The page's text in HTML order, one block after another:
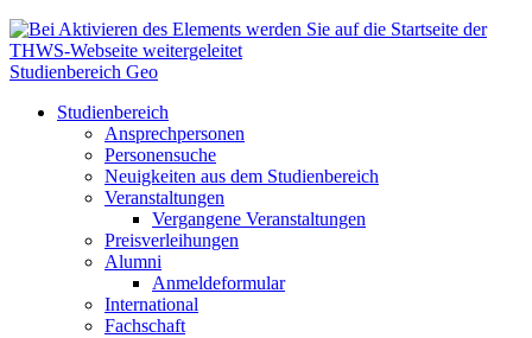
Studienbereich Geo
Studienbereich
Ansprechpersonen
Personensuche
Neuigkeiten aus dem Studienbereich
Veranstaltungen
Vergangene Veranstaltungen
Preisverleihungen
Alumni
Anmeldeformular
International
Fachschaft